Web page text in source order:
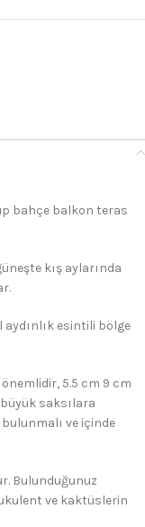
bahçe balkon teras
kış aylarında
esintili bölge
5.5 cm 9 cm
saksılara
ve içinde
Bulunduğunuz
ve kaktüslerin